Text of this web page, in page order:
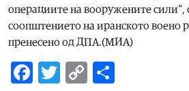
операциите на вооружените сили“,
соопштението на иранското воено
пренесено од ДПА.(МИА)
Facebook
Twitter
Copy